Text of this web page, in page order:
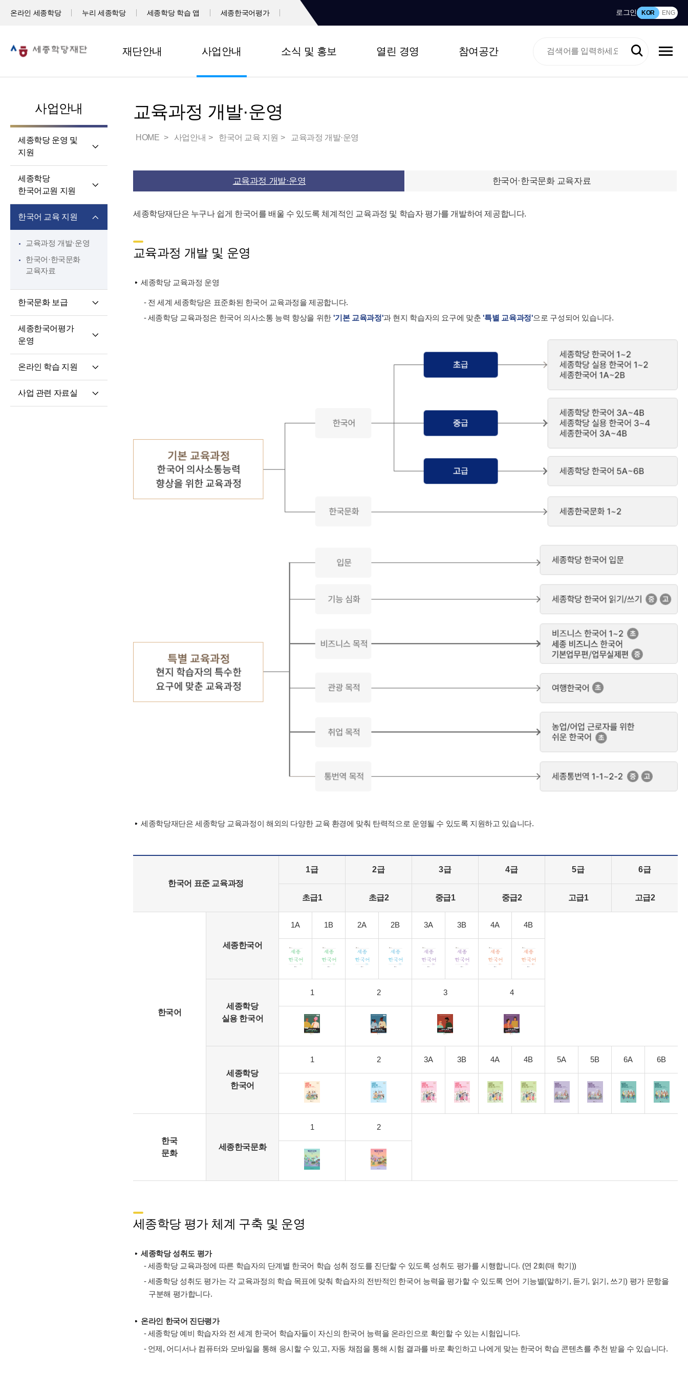
온라인 세종학당 누리 세종학당 세종학당 학습 앱 세종한국어평가 로그인 KOR ENG
재단안내 사업안내 소식 및 홍보 열린 경영 참여공간
사업안내
세종학당 운영 및
지원
세종학당 신규 지정
세종학당 운영 지원
세종학당
한국어교원 지원
한국어교원의 직무와
핵심 역량
교원 전문성 강화
파견교원 지원
한국어 교육 지원
교육과정 개발·운영
한국어·한국문화
교육자료
한국문화 보급
말하기 쓰기 대회
세종학당 문화인턴
세종한국어평가
운영
온라인 학습 지원
사업 관련 자료실
교육과정 개발·운영
HOME 사업안내 한국어 교육 지원 교육과정 개발·운영
교육과정 개발·운영 한국어·한국문화 교육자료
세종학당재단은 누구나 쉽게 한국어를 배울 수 있도록 체계적인 교육과정 및 학습자 평가를 개발하여 제공합니다.
교육과정 개발 및 운영
세종학당 교육과정 운영
- 전 세계 세종학당은 표준화된 한국어 교육과정을 제공합니다.
- 세종학당 교육과정은 한국어 의사소통 능력 향상을 위한 '기본 교육과정'과 현지 학습자의 요구에 맞춘 '특별 교육과정'으로 구성되어 있습니다.
세종학당재단은 세종학당 교육과정이 해외의 다양한 교육 환경에 맞춰 탄력적으로 운영될 수 있도록 지원하고 있습니다.
한국어 표준 교육과정
1급 2급 3급 4급 5급 6급
초급1 초급2 중급1 중급2 고급1 고급2
한국어
세종한국어
1A 1B 2A 2B 3A 3B 4A 4B
세종학당
실용 한국어
1 2 3 4
세종학당
한국어
1 2 3A 3B 4A 4B 5A 5B 6A 6B
한국
문화
세종한국문화
1 2
세종학당 평가 체계 구축 및 운영
세종학당 성취도 평가
- 세종학당 교육과정에 따른 학습자의 단계별 한국어 학습 성취 정도를 진단할 수 있도록 성취도 평가를 시행합니다. (연 2회(매 학기))
- 세종학당 성취도 평가는 각 교육과정의 학습 목표에 맞춰 학습자의 전반적인 한국어 능력을 평가할 수 있도록 언어 기능별(말하기, 듣기, 읽기, 쓰기) 평가 문항을
구분해 평가합니다.
온라인 한국어 진단평가
- 세종학당 예비 학습자와 전 세계 한국어 학습자들이 자신의 한국어 능력을 온라인으로 확인할 수 있는 시험입니다.
- 언제, 어디서나 컴퓨터와 모바일을 통해 응시할 수 있고, 자동 채점을 통해 시험 결과를 바로 확인하고 나에게 맞는 한국어 학습 콘텐츠를 추천 받을 수 있습니다.